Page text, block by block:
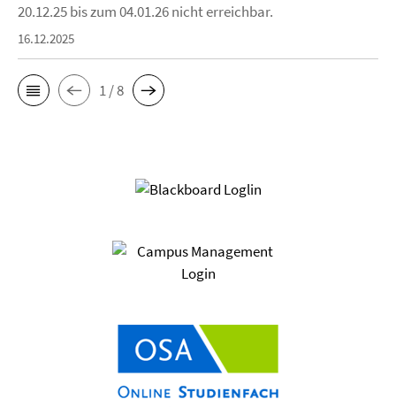
20.12.25 bis zum 04.01.26 nicht erreichbar.
16.12.2025
1 / 8